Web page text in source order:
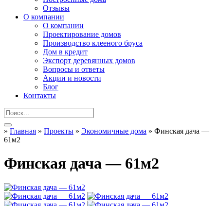
Отзывы
О компании
О компании
Проектирование домов
Производство клееного бруса
Дом в кредит
Экспорт деревянных домов
Вопросы и ответы
Акции и новости
Блог
Контакты
» Главная » Проекты » Экономичные дома » Финская дача —
61м2
Финская дача — 61м2